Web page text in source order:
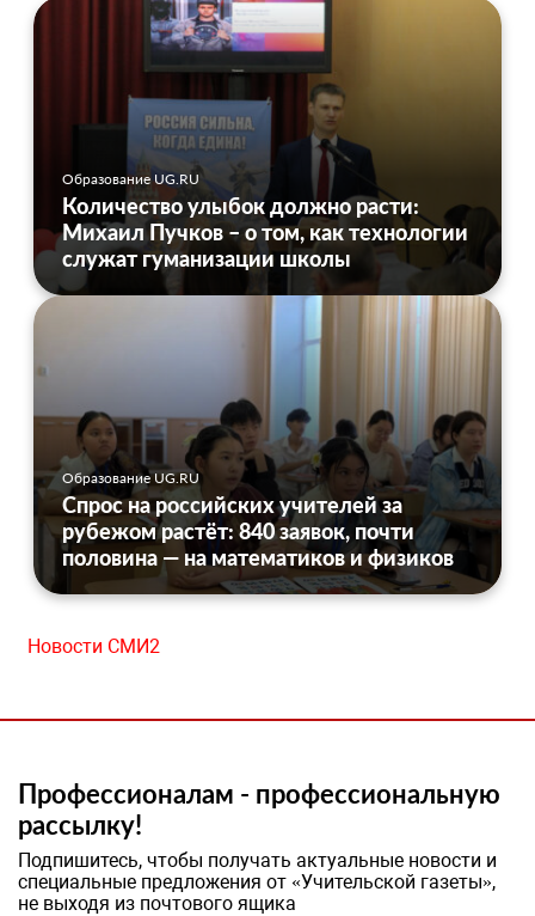
Образование UG.RU
Количество улыбок должно расти:
Михаил Пучков – о том, как технологии
служат гуманизации школы
Образование UG.RU
Спрос на российских учителей за
рубежом растёт: 840 заявок, почти
половина — на математиков и физиков
Новости СМИ2
Профессионалам - профессиональную
рассылку!
Подпишитесь, чтобы получать актуальные новости и
специальные предложения от «Учительской газеты»,
не выходя из почтового ящика